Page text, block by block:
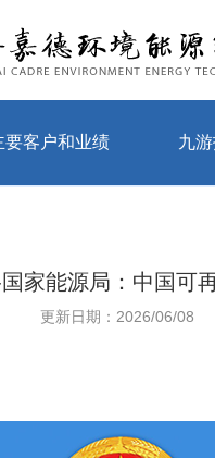
要客户和业绩 九
家能源局：中国可
更新日期：2026/06/08